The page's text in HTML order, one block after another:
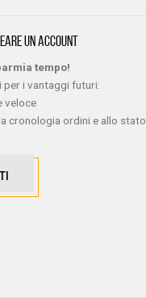
UN ACCOUNT
tempo!
per i vantaggi futuri:
veloce
cronologia ordini e allo stato